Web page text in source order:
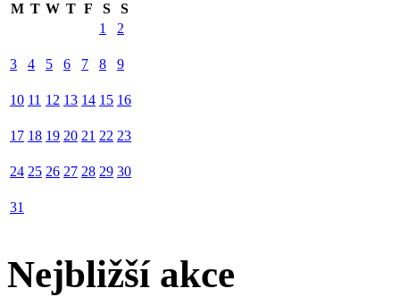
M T W T F S
S
1
2
3 4 5 6 7 8 9
10 11 12 13 14 15 16
17 18 19 20 21 22 23
24 25 26 27 28 29 30
31
Nejbližší akce